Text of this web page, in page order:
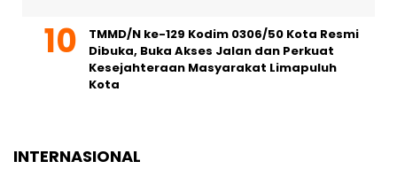
TMMD/N ke-129 Kodim 0306/50 Kota Resmi
Dibuka, Buka Akses Jalan dan Perkuat
Kesejahteraan Masyarakat Limapuluh
Kota
INTERNASIONAL